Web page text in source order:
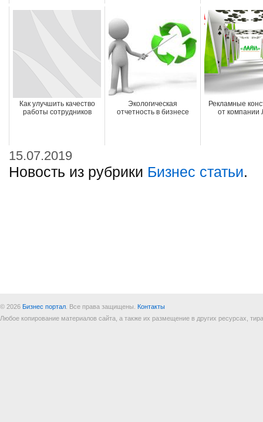
Как улучшить качество
работы сотрудников
Экологическая
отчетность в бизнесе
Рекламные
от компании
15.07.2019
Новость из рубрики Бизнес статьи.
© 2026 Бизнес портал . Все права защищены. Контакты
Любое копирование материалов сайта, а также их размещение в других ресурсах,